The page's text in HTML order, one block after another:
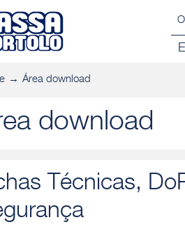
Área download
download
Técnicas,